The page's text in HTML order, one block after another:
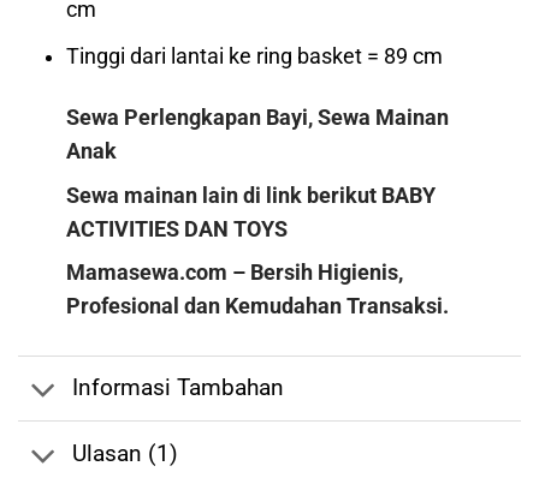
cm
Tinggi dari lantai ke ring basket = 89 cm
Sewa Perlengkapan Bayi, Sewa Mainan
Anak
Sewa mainan lain di link berikut BABY
ACTIVITIES DANTOYS
Mamasewa.com – Bersih Higienis,
Profesional dan Kemudahan Transaksi.
Informasi Tambahan
Ulasan (1)